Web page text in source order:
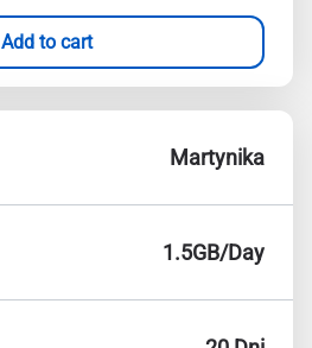
Add to cart
Martynika
1.5GB/Day